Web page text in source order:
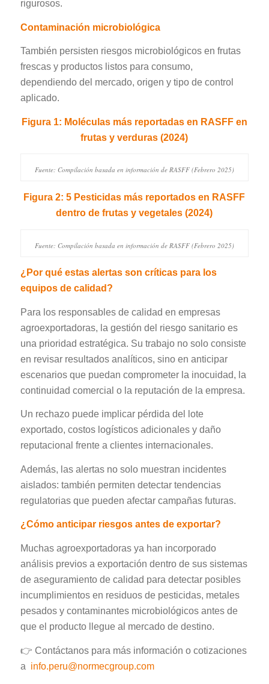
rigurosos.
Contaminación microbiológica
También persisten riesgos microbiológicos en frutas
frescas y productos listos para consumo,
dependiendo del mercado, origen y tipo de control
aplicado.
Figura 1: Moléculas más reportadas en RASFF en
frutas y verduras (2024)
Fuente: Compilación basada en información de RASFF (Febrero 2025)
Figura 2: 5 Pesticidas más reportados en RASFF
dentro de frutas y vegetales (2024)
Fuente: Compilación basada en información de RASFF (Febrero 2025)
¿Por qué estas alertas son críticas para los
equipos de calidad?
Para los responsables de calidad en empresas
agroexportadoras, la gestión del riesgo sanitario es
una prioridad estratégica. Su trabajo no solo consiste
en revisar resultados analíticos, sino en anticipar
escenarios que puedan comprometer la inocuidad, la
continuidad comercial o la reputación de la empresa.
Un rechazo puede implicar pérdida del lote
exportado, costos logísticos adicionales y daño
reputacional frente a clientes internacionales.
Además, las alertas no solo muestran incidentes
aislados: también permiten detectar tendencias
regulatorias que pueden afectar campañas futuras.
¿Cómo anticipar riesgos antes de exportar?
Muchas agroexportadoras ya han incorporado
análisis previos a exportación dentro de sus sistemas
de aseguramiento de calidad para detectar posibles
incumplimientos en residuos de pesticidas, metales
pesados y contaminantes microbiológicos antes de
que el producto llegue al mercado de destino.
👉 Contáctanos para más información o cotizaciones
a info.peru@normecgroup.com